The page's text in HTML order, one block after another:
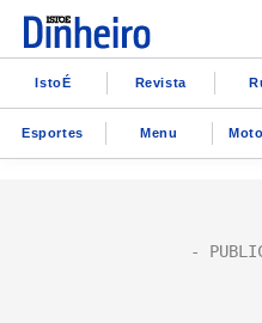
IstoÉ Revista
Esportes Menu